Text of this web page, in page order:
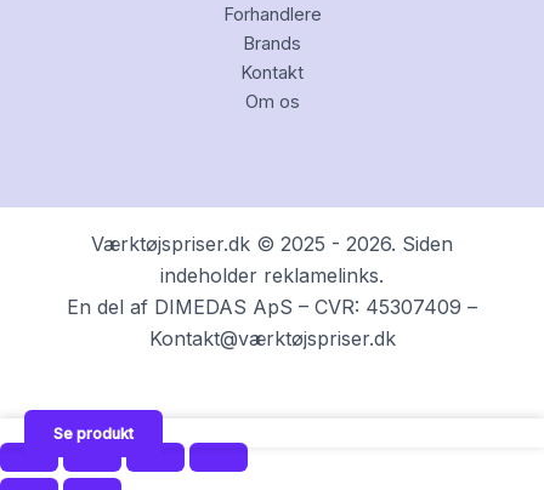
Forhandlere
Brands
Kontakt
Om os
Værktøjspriser.dk © 2025 - 2026. Siden
indeholder reklamelinks.
En del af DIMEDAS ApS – CVR: 45307409 –
Kontakt@værktøjspriser.dk
Se produkt